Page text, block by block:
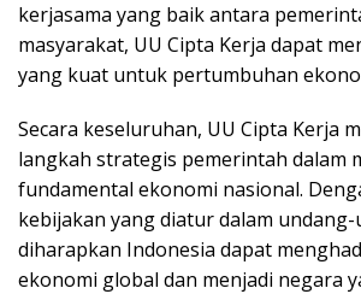
kerjasama yang baik antara
masyarakat, UU Cipta Kerja dapat
yang kuat untuk pertumbuhan
Secara keseluruhan, UU Cipta Kerja
langkah strategis pemerintah dalam
fundamental ekonomi nasional.
kebijakan yang diatur dalam undang-
diharapkan Indonesia dapat
ekonomi global dan menjadi negara